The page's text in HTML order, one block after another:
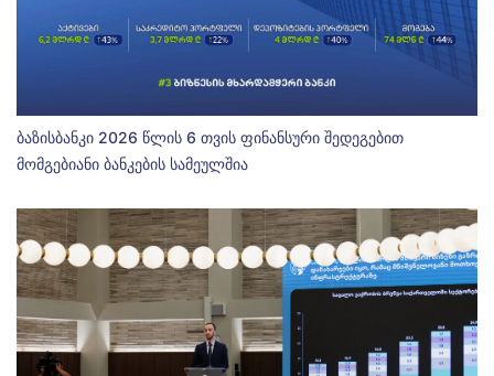
ბაზისბანკი 2026 წლის 6 თვის ფინანსური შედეგებით
მომგებიანი ბანკების სამეულშია